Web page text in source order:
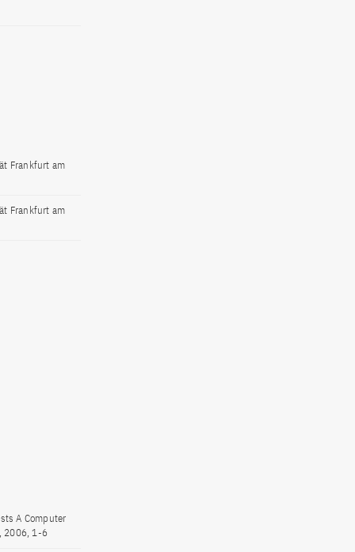
Frankfurt am
Frankfurt am
A Computer
2006, 1-6